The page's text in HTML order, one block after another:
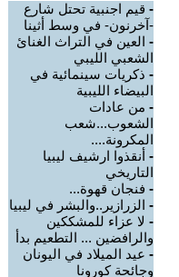
- قيم اجنبية تحتل شارع
-آخرنون- في وسط أثينا
- العين في التراث الغنائ
الشعبي الليبي
- ذكريات سينمائية في
البيضاء الليبية
- من عادات
الشعوب...شعب
المكرونة....
- أنقذوا ارشيف ليبيا
التاريخي
- فنجان قهوة...
- الزرازير..والبشر في ليبيا
- لا عزاء للمشككين
والرافضين ... التطعيم بدأ
- عيد الميلاد في اليونان
وجائحة كورونا